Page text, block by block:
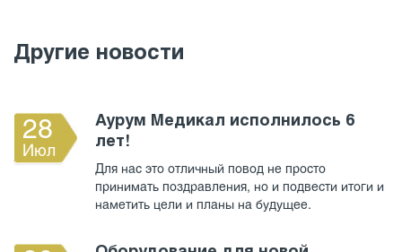
Другие новости
28
Июл
Аурум Медикал исполнилось 6
лет!
Для нас это отличный повод не просто
принимать поздравления, но и подвести итоги и
наметить цели и планы на будущее.